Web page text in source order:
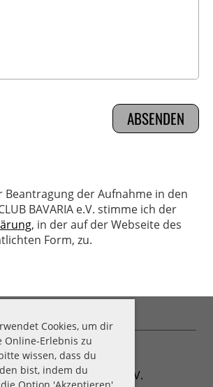
Cookies, um dir
Online-Erlebnis zu
wissen, dass du
bist, indem du
Beantragung der Aufnahme in den
BAVARIA e.V. stimme ich der
, in der auf der Webseite des
Form, zu.
Owners Club Bavaria e.V.